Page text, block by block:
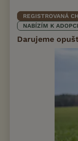
REGISTROVANÁ
NABÍZÍM K ADOPCI
Darujeme